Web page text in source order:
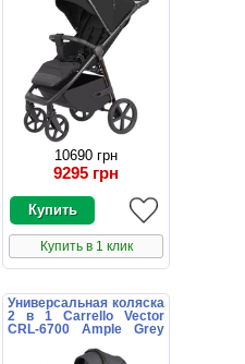
10690 грн
9295 грн
Купить в 1 клик
Универсальная коляска
2 в 1 Carrello Vector
CRL-6700 Ample Grey
дождевиком